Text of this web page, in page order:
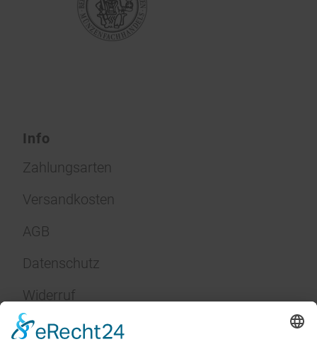
Info
Zahlungsarten
Versandkosten
AGB
Datenschutz
Widerruf
Impressum